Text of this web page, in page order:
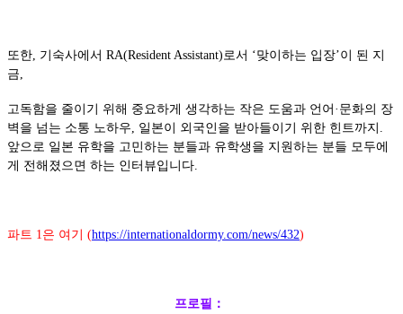
또한, 기숙사에서 RA(Resident Assistant)로서 ‘맞이하는 입장’이 된 지
금,
고독함을 줄이기 위해 중요하게 생각하는 작은 도움과 언어·문화의 장
벽을 넘는 소통 노하우, 일본이 외국인을 받아들이기 위한 힌트까지.
앞으로 일본 유학을 고민하는 분들과 유학생을 지원하는 분들 모두에
게 전해졌으면 하는 인터뷰입니다.
파트 1은 여기 (https://internationaldormy.com/news/432)
프로필：